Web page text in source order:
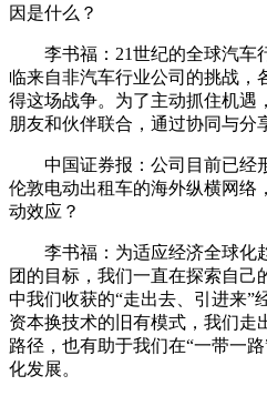
因是什么？
李书福：21世纪的全球汽车
临来自非汽车行业公司的挑战，
得这场战争。为了主动抓住机遇
朋友和伙伴联合，通过协同与分
中国证券报：公司目前已经
伦敦电动出租车的海外纵横网络
动效应？
李书福：为适应经济全球化
团的目标，我们一直在探索自己
中我们收获的“走出去、引进来”
资本换技术的旧有模式，我们走
路径，也有助于我们在“一带一
化发展。